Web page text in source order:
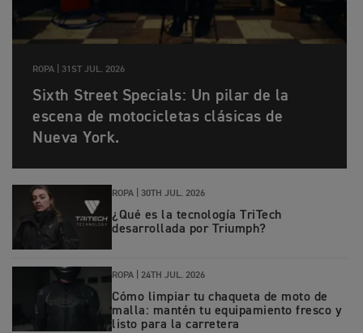
ROPA | 31ST JUL. 2026
Sixth Street Specials: Un pilar de la
escena de motocicletas clásicas de
Nueva York.
ROPA | 30TH JUL. 2026
¿Qué es la tecnología TriTech
desarrollada por Triumph?
ROPA | 24TH JUL. 2026
Cómo limpiar tu chaqueta de moto de
malla: mantén tu equipamiento fresco y
listo para la carretera